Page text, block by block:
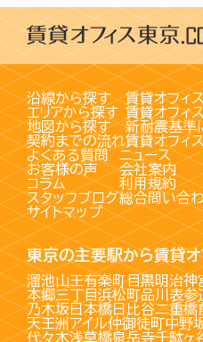
沿線から探す
エリアから探す
地図から探す
契約までの流れ
賃貸オフィ
賃貸オフィ
新耐震基準
賃貸オフィ
よくある質問
お客様の声
コラム
スタッフブログ
サイトマップ
ニュース
会社案内
利用規約
総合問い合
東京の主要駅から賃貸オ
溜池山王有楽町目黒明治神
本郷三丁目浜松町品川 表参
乃木坂日本橋日比谷二重橋
天王洲アイル仲御徒町中野
代々木浅草橋泉岳寺千駄ヶ